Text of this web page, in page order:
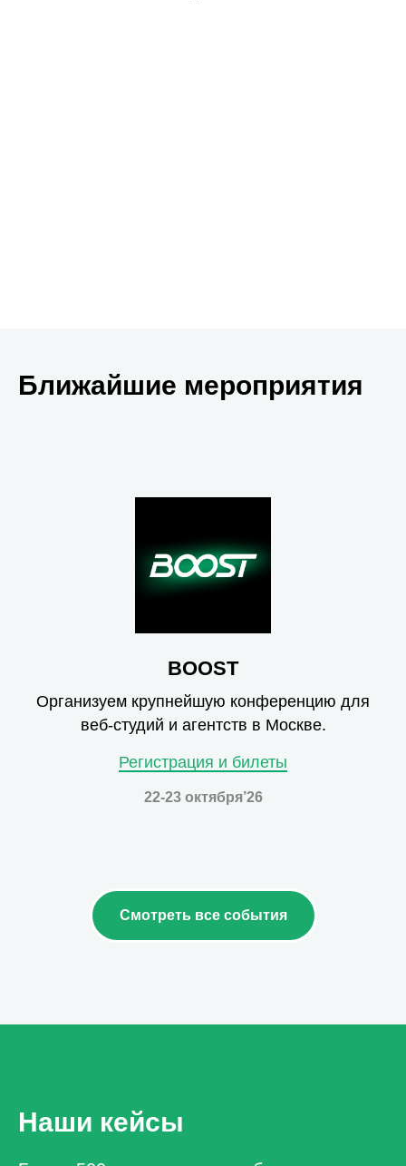
Ближайшие мероприятия
BOOST
Организуем крупнейшую конференцию для
веб-студий и агентств в Москве.
Регистрация и билеты
22-23 октября’26
Смотреть все события
Наши кейсы